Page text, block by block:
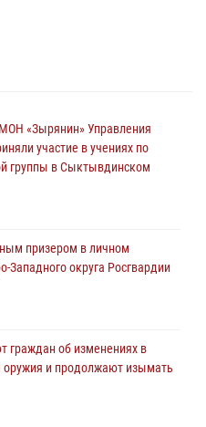
«Зырянин» Управления
участие в учениях по
группы в Сыктывдинском
призером в личном
Западного округа Росгвардии
граждан об изменениях в
оружия и продолжают изымать